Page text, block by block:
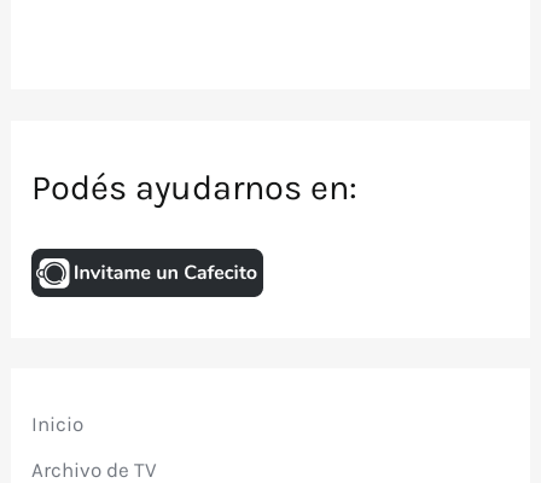
Podés ayudarnos en:
Inicio
Archivo de TV